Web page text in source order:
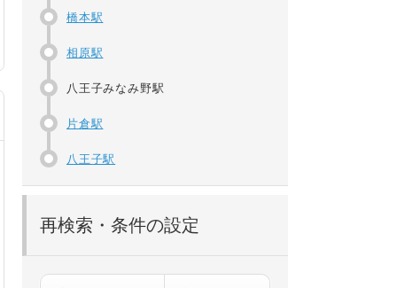
橋本駅
相原駅
八王子みなみ野駅
片倉駅
八王子駅
再検索・条件の設定